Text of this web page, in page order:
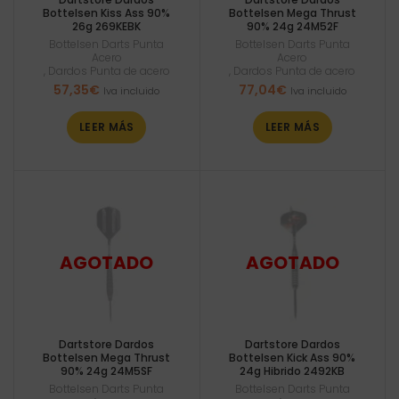
Bottelsen Kiss Ass 90%
26g 269KEBK
Bottelsen Darts Punta
Acero
Dardos Punta de acero
57,35€ Iva incluido
LEER MÁS
Bottelsen Mega Thrust
90% 24g 24M52F
Bottelsen Darts Punta
Acero
Dardos Punta de acero
77,04€ Iva incluido
LEER MÁS
Dartstore Dardos
Bottelsen Mega Thrust
90% 24g 24M5SF
Bottelsen Darts Punta
Dartstore Dardos
Bottelsen Kick Ass 90%
24g Hibrido 2492KB
Bottelsen Darts Punta